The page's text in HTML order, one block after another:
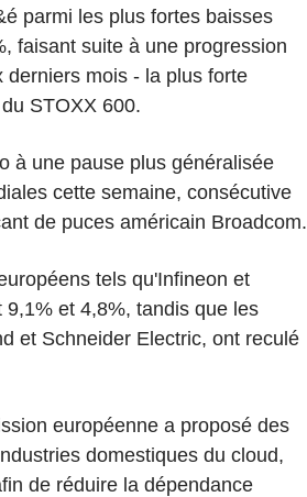
parmi les plus fortes baisses
faisant suite à une progression
mois - la plus forte
STOXX 600.
à une pause plus généralisée
cette semaine, consécutive
de puces américain Broadcom.
tels qu'Infineon et
et 4,8%, tandis que les
et Schneider Electric, ont reculé
européenne a proposé des
domestiques du cloud,
de réduire la dépendance